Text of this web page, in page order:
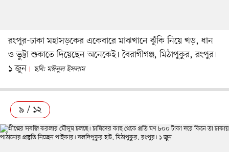
রংপুর-ঢাকা মহাসড়কের একেবারে মাঝখানে ঝুঁকি নিয়ে খড়, ধান
ও ভুট্টা শুকাতে দিয়েছেন অনেকেই। বৈরাগীগঞ্জ, মিঠাপুকুর, রংপুর।
১ জুন
ছবি: মঈনুল ইসলাম
৯ / ১২